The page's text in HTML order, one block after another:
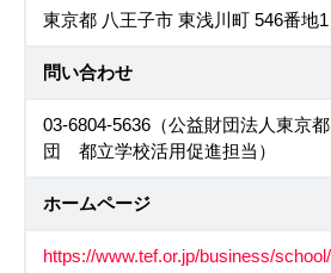
東京都 八王子市 東浅川町 546番地1
問い合わせ
03-6804-5636（公益財団法人東京
団 都立学校活用促進担当）
ホームページ
https://www.tef.or.jp/business/